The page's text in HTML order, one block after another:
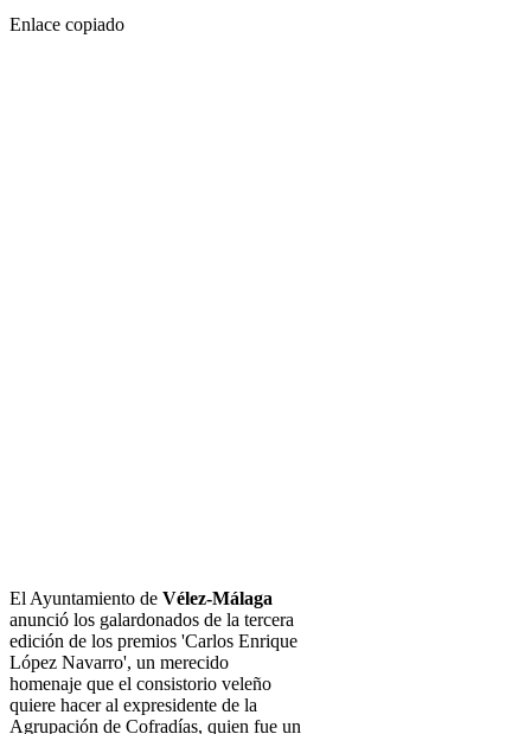
Enlace copiado
El Ayuntamiento de Vélez-Málaga
anunció los galardonados de la tercera
edición de los premios 'Carlos Enrique
López Navarro', un merecido
homenaje que el consistorio veleño
quiere hacer al expresidente de la
Agrupación de Cofradías, quien fue un